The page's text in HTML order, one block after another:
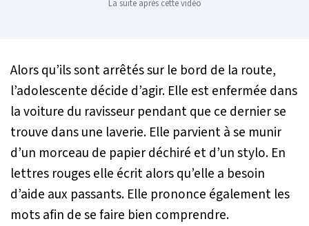
La suite après cette vidéo
Alors qu’ils sont arrêtés sur le bord de la route,
l’adolescente décide d’agir. Elle est enfermée dans
la voiture du ravisseur pendant que ce dernier se
trouve dans une laverie. Elle parvient à se munir
d’un morceau de papier déchiré et d’un stylo. En
lettres rouges elle écrit alors qu’elle a besoin
d’aide aux passants. Elle prononce également les
mots afin de se faire bien comprendre.